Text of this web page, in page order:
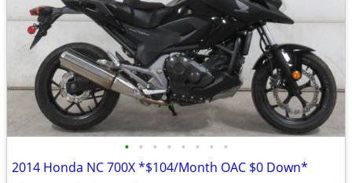
• • • • • • • •
2014 Honda NC 700X *$104/Month OAC $0 Down*